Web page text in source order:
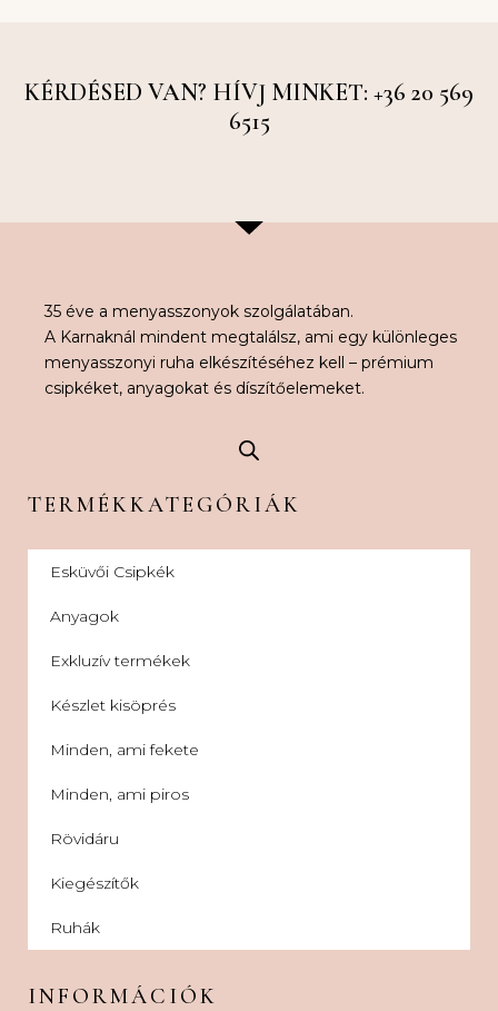
KÉRDÉSED VAN? HÍVJ MINKET: +36 20 569
6515
35 éve a menyasszonyok szolgálatában.
A Karnaknál mindent megtalálsz, ami egy különleges
menyasszonyi ruha elkészítéséhez kell – prémium
csipkéket, anyagokat és díszítőelemeket.
TERMÉKKATEGÓRIÁK
Esküvői Csipkék
Anyagok
Exkluzív termékek
Készlet kisöprés
Minden, ami fekete
Minden, ami piros
Rövidáru
Kiegészítők
Ruhák
INFORMÁCIÓK